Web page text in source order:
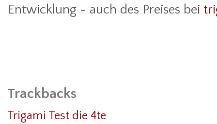
Entwicklung - auch des Preises bei
Trackbacks
Trigami Test die 4te